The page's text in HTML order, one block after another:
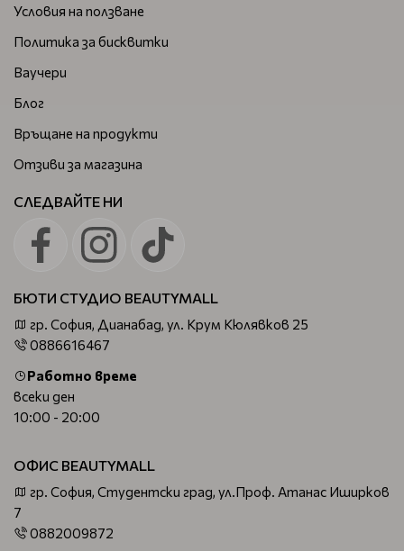
Условия на ползване
Политика за бисквитки
Ваучери
Блог
Връщане на продукти
Отзиви за магазина
СЛЕДВАЙТЕ НИ
БЮТИ СТУДИО BEAUTYMALL
гр. София, Дианабад, ул. Крум Кюлявков 25
0886616467
Работно време
всеки ден
10:00 - 20:00
ОФИС BEAUTYMALL
гр. София, Студентски град, ул.Проф. Атанас Иширков
7
0882009872